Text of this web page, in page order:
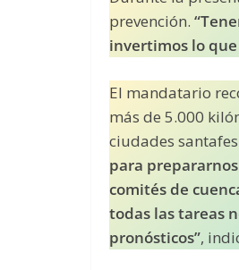
prevención.
invertimos lo
El mandatario
más de 5.000
ciudades
para
comités de
todas las tareas
pronósticos”,